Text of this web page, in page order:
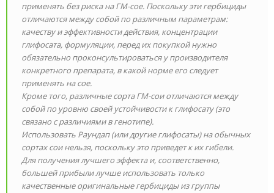
применять без риска на ГМ-сое. Поскольку эти гербициды
отличаются между собой по различным параметрам:
качеству и эффективности действия, концентрации
глифосата, формуляции, перед их покупкой нужно
обязательно проконсультироваться у производителя
конкретного препарата, в какой норме его следует
применять на сое.
Кроме того, различные сорта ГМ-сои отличаются между
собой по уровню своей устойчивости к глифосату (это
связано с различиями в генотипе).
Использовать Раундап (или другие глифосаты) на обычных
сортах сои нельзя, поскольку это приведет к их гибели.
Для получения лучшего эффекта и, соответственно,
большей прибыли лучше использовать только
качественные оригинальные гербициды из группы